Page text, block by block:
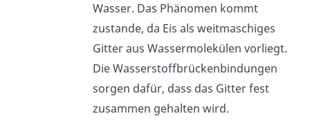
Wasser. Das Phänomen kommt
zustande, da Eis als weitmaschiges
Gitter aus Wassermolekülen vorliegt.
Die Wasserstoffbrückenbindungen
sorgen dafür, dass das Gitter fest
zusammen gehalten wird.